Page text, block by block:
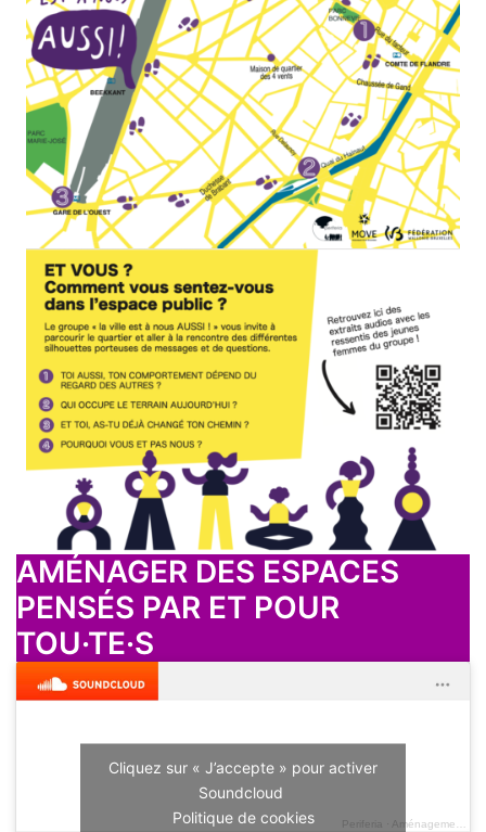
AMÉNAGER DES ESPACES
PENSÉS PAR ET POUR
TOU·TE·S
Periferia Aménagement des espaces - Parc Bonnevie
Cliquez sur « J’accepte » pour activer
Soundcloud
Politique de cookies